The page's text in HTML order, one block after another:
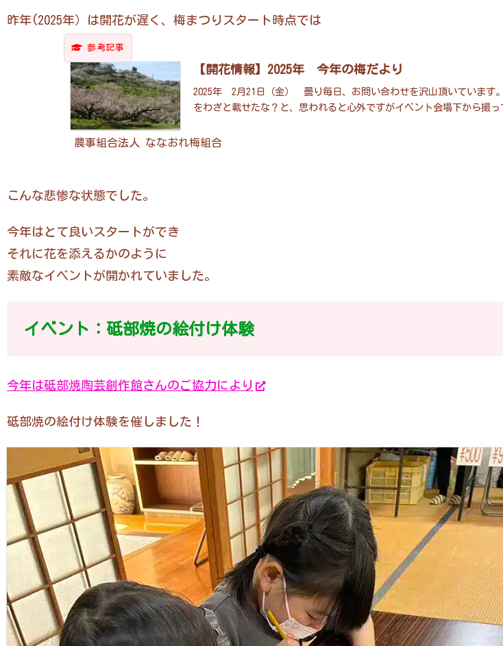
昨年(2025年）は開花が遅く、梅まつりスタート時点では
【開花情報】2025年 今年の梅だより
2025年 2月21日（金） 曇り毎日、お問い合わせを沢山頂いていま
をわざと載せたな？と、思われると心外ですがイベント会場下から撮
農事組合法人 ななおれ梅組合
こんな悲惨な状態でした。
今年はとて良いスタートができ
それに花を添えるかのように
素敵なイベントが開かれていました。
イベント：砥部焼の絵付け体験
今年は砥部焼陶芸創作館さんのご協力により
砥部焼の絵付け体験を催しました！